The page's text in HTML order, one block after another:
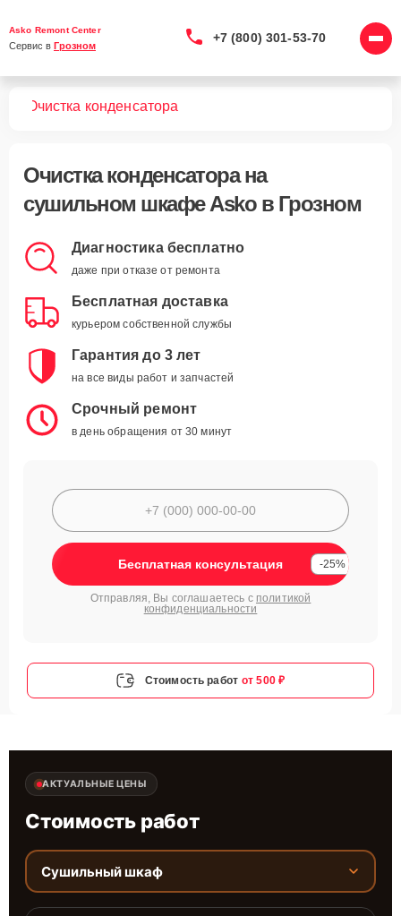
Asko Remont Center
Сервис в Грозном
+7 (800) 301-53-70
Очистка конденсатора
Очистка конденсаторана
сушильном шкафе Asko в Грозном
Диагностика бесплатно
даже при отказе от ремонта
Бесплатная доставка
курьером собственной службы
Гарантия до 3 лет
на все виды работ и запчастей
Срочный ремонт
в день обращения от 30 минут
Бесплатная консультация -25%
Отправляя, Вы соглашаетесь с политикой
конфиденциальности
Стоимость работ от 500 ₽
АКТУАЛЬНЫЕ ЦЕНЫ
Стоимость работ
Сушильный шкаф